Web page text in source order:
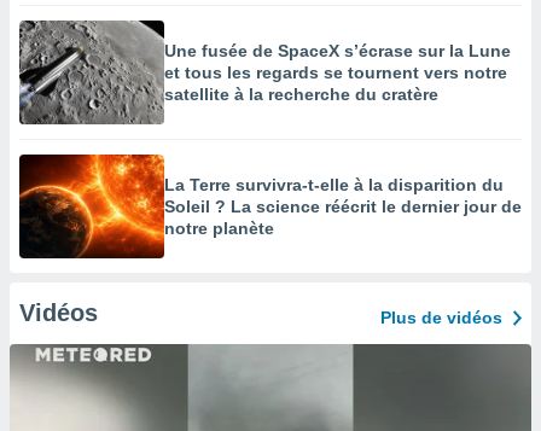
Une fusée de SpaceX s’écrase sur la Lune
et tous les regards se tournent vers notre
satellite à la recherche du cratère
La Terre survivra-t-elle à la disparition du
Soleil ? La science réécrit le dernier jour de
notre planète
Vidéos Plus de vidéos